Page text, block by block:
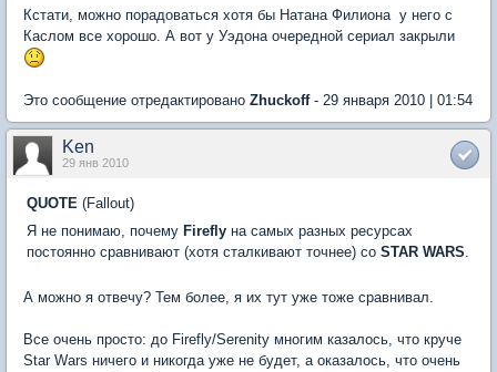
Кстати, можно порадоваться хотя бы Натана Филиона  у него с
Каслом все хорошо. А вот у Уэдона очередной сериал закрыли
Это сообщение отредактировано Zhuckoff- 29 января 2010 | 01:54
Ken
29 янв 2010
QUOTE (Fallout)
Я не понимаю, почему Firefly на самых разных ресурсах
постоянно сравнивают (хотя сталкивают точнее) со STAR WARS.
А можно я отвечу? Тем более, я их тут уже тоже сравнивал.
Все очень просто: до Firefly/Serenity многим казалось, что круче
Star Wars ничего и никогда уже не будет, а оказалось, что очень